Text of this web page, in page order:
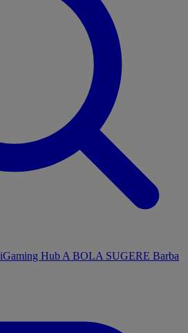
iGaming Hub A BOLA SUGERE Barba